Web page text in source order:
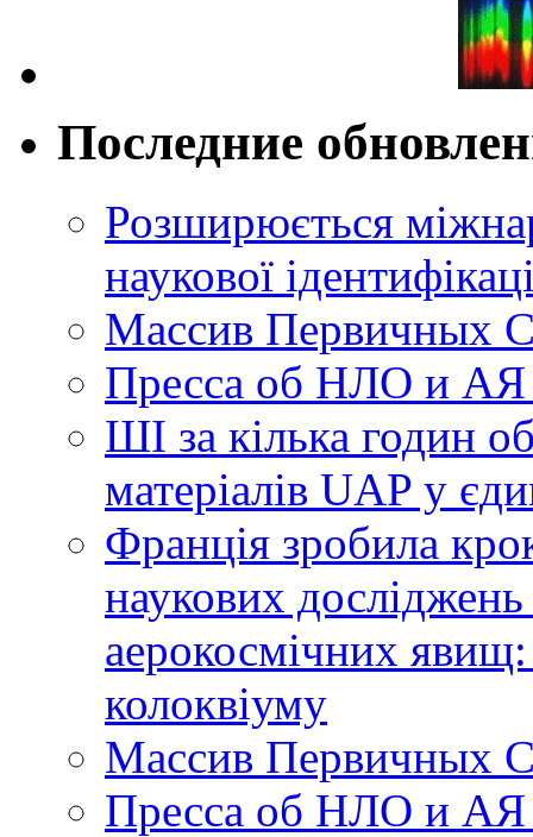
Последние
Розширюється
наукової
Массив Первичных
Пресса об НЛО и
ШІ за кілька годин
матеріалів UAP у
Франція зробила
наукових
аерокосмічних
колоквіуму
Массив Первичных
Пресса об НЛО и